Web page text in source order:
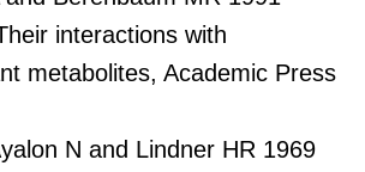
interactions with
metabolites, Academic Press
N and Lindner HR 1969